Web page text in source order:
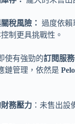
稅風險： 過度依賴
制更具挑戰性。
使有強勁的訂閱服務
鏈管理，依然是
務壓力 ：未售出設